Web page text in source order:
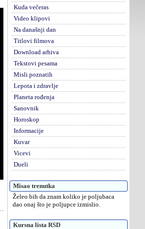
Kuda večeras
Video klipovi
Na današnji dan
Titlovi filmova
Download arhiva
Tekstovi pesama
Misli poznatih
Lepota i zdravlje
Planeta rođenja
Sanovnik
Horoskop
Informacije
Kuvar
Vicevi
Dueli
Misao trenutka
Želeo bih da znam koliko je poljubaca
dao onaj što je poljupce izmislio.
Kursna lista RSD